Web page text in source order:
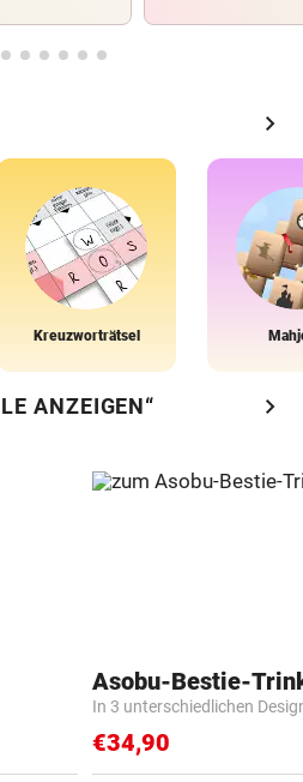
chevron_right
Kreuzworträtsel
ANZEIGEN“ chevron_right
Asobu-Bestie-
In 3 unterschiedlichen
€34,90